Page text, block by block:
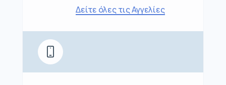
Δείτε όλες τις Αγγελίες